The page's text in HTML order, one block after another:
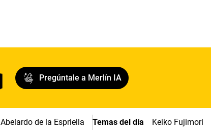
Pregúntale a Merlín IA
Abelardo de la Espriella Temas del día Keiko Fujimori